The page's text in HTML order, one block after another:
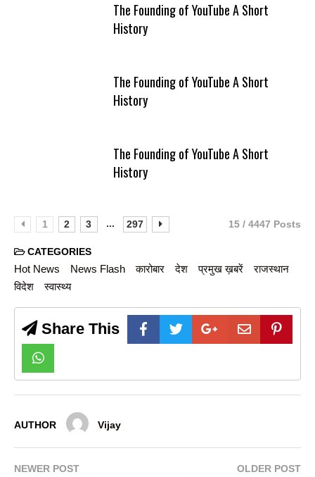
The Founding of YouTube A Short
History
The Founding of YouTube A Short
History
The Founding of YouTube A Short
History
1 2 3 ... 297 15 / 4447 Posts
CATEGORIES
Hot News News Flash कारोबार देश प्रमुख ख़बरें
राजस्थान
विदेश
स्वास्थ्य
Share This
AUTHOR Vijay
NEWER POST OLDER POST